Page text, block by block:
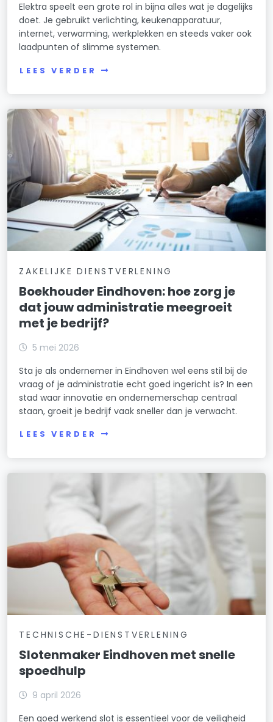
Elektra speelt een grote rol in bijna alles wat je dagelijks
doet. Je gebruikt verlichting, keukenapparatuur,
internet, verwarming, werkplekken en steeds vaker ook
laadpunten of slimme systemen.
LEES VERDER
ZAKELIJKE DIENSTVERLENING
Boekhouder Eindhoven: hoe zorg je
dat jouw administratie meegroeit
met je bedrijf?
5 mei 2026
Sta je als ondernemer in Eindhoven wel eens stil bij de
vraag of je administratie echt goed ingericht is? In een
stad waar innovatie en ondernemerschap centraal
staan, groeit je bedrijf vaak sneller dan je verwacht.
LEES VERDER
TECHNISCHE-DIENSTVERLENING
Slotenmaker Eindhoven met snelle
spoedhulp
9 april 2026
Een goed werkend slot is essentieel voor de veiligheid